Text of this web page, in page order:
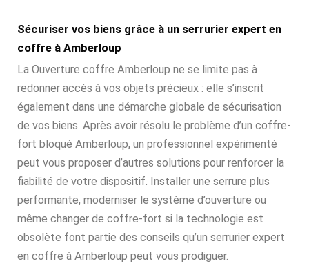
Sécuriser vos biens grâce à un serrurier expert en
coffre à Amberloup
La Ouverture coffre Amberloup ne se limite pas à
redonner accès à vos objets précieux : elle s’inscrit
également dans une démarche globale de sécurisation
de vos biens. Après avoir résolu le problème d’un coffre-
fort bloqué Amberloup, un professionnel expérimenté
peut vous proposer d’autres solutions pour renforcer la
fiabilité de votre dispositif. Installer une serrure plus
performante, moderniser le système d’ouverture ou
même changer de coffre-fort si la technologie est
obsolète font partie des conseils qu’un serrurier expert
en coffre à Amberloup peut vous prodiguer.